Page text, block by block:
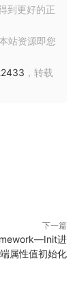
到更好的正
站资源即您
，转载
下一篇
进
属性值初始化